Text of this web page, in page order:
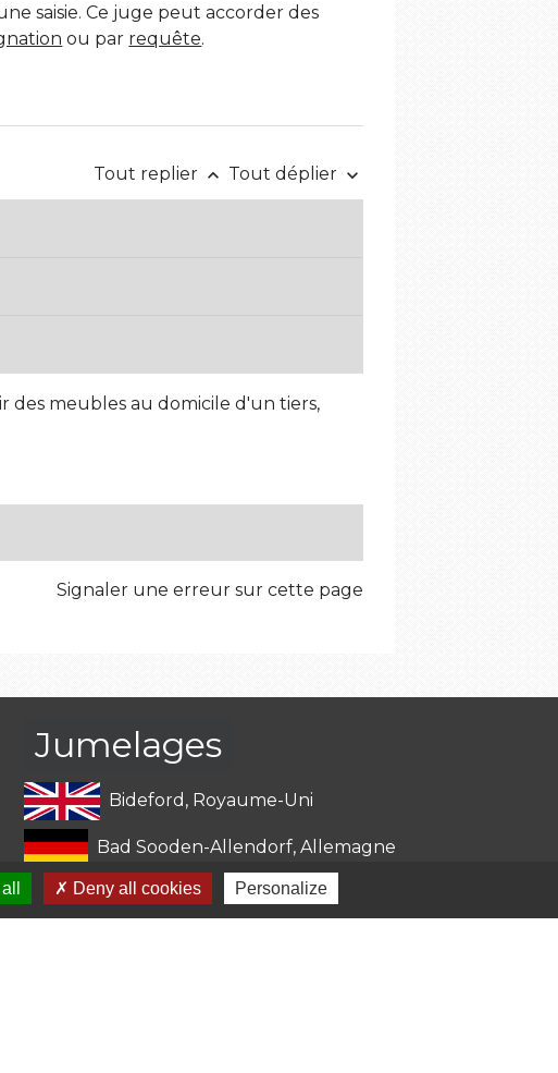
saisie. Ce juge peut accorder des
ou par requête.
Tout replier keyboard_arrow_up Tout déplier keyboard_arrow_down
des meubles au domicile d'un tiers,
Signaler une erreur sur cette page
Jumelages
Bideford, Royaume-Uni
Bad Sooden-Allendorf, Allemagne
Deny all cookies Personalize